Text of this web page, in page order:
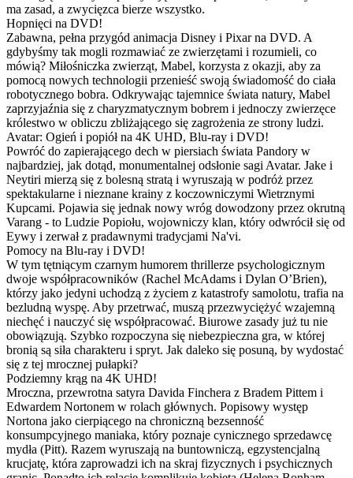
ma zasad, a zwycięzca bierze wszystko.
Hopnięci na DVD!
Zabawna, pełna przygód animacja Disney i Pixar na DVD. A
gdybyśmy tak mogli rozmawiać ze zwierzętami i rozumieli, co
mówią? Miłośniczka zwierząt, Mabel, korzysta z okazji, aby za
pomocą nowych technologii przenieść swoją świadomość do ciała
robotycznego bobra. Odkrywając tajemnice świata natury, Mabel
zaprzyjaźnia się z charyzmatycznym bobrem i jednoczy zwierzęce
królestwo w obliczu zbliżającego się zagrożenia ze strony ludzi.
Avatar: Ogień i popiół na 4K UHD, Blu-ray i DVD!
Powróć do zapierającego dech w piersiach świata Pandory w
najbardziej, jak dotąd, monumentalnej odsłonie sagi Avatar. Jake i
Neytiri mierzą się z bolesną stratą i wyruszają w podróż przez
spektakularne i nieznane krainy z koczowniczymi Wietrznymi
Kupcami. Pojawia się jednak nowy wróg dowodzony przez okrutną
Varang - to Ludzie Popiołu, wojowniczy klan, który odwrócił się od
Eywy i zerwał z pradawnymi tradycjami Na'vi.
Pomocy na Blu-ray i DVD!
W tym tętniącym czarnym humorem thrillerze psychologicznym
dwoje współpracowników (Rachel McAdams i Dylan O’Brien),
którzy jako jedyni uchodzą z życiem z katastrofy samolotu, trafia na
bezludną wyspę. Aby przetrwać, muszą przezwyciężyć wzajemną
niechęć i nauczyć się współpracować. Biurowe zasady już tu nie
obowiązują. Szybko rozpoczyna się niebezpieczna gra, w której
bronią są siła charakteru i spryt. Jak daleko się posuną, by wydostać
się z tej mrocznej pułapki?
Podziemny krąg na 4K UHD!
Mroczna, przewrotna satyra Davida Finchera z Bradem Pittem i
Edwardem Nortonem w rolach głównych. Popisowy występ
Nortona jako cierpiącego na chroniczną bezsenność
konsumpcyjnego maniaka, który poznaje cynicznego sprzedawcę
mydła (Pitt). Razem wyruszają na buntowniczą, egzystencjalną
krucjatę, która zaprowadzi ich na skraj fizycznych i psychicznych